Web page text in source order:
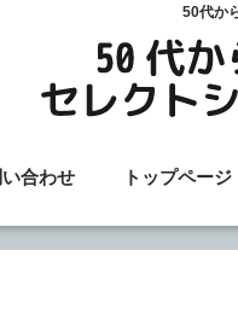
50代か
合わせ トップページ